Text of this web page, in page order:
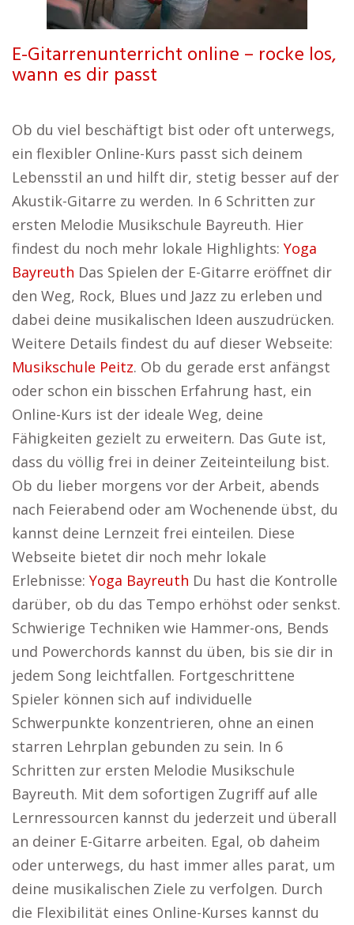
E-Gitarrenunterricht online – rocke los,
wann es dir passt
Ob du viel beschäftigt bist oder oft unterwegs,
ein flexibler Online-Kurs passt sich deinem
Lebensstil an und hilft dir, stetig besser auf der
Akustik-Gitarre zu werden. In 6 Schritten zur
ersten Melodie Musikschule Bayreuth. Hier
findest du noch mehr lokale Highlights: Yoga
Bayreuth Das Spielen der E-Gitarre eröffnet dir
den Weg, Rock, Blues und Jazz zu erleben und
dabei deine musikalischen Ideen auszudrücken.
Weitere Details findest du auf dieser Webseite:
Musikschule Peitz. Ob du gerade erst anfängst
oder schon ein bisschen Erfahrung hast, ein
Online-Kurs ist der ideale Weg, deine
Fähigkeiten gezielt zu erweitern. Das Gute ist,
dass du völlig frei in deiner Zeiteinteilung bist.
Ob du lieber morgens vor der Arbeit, abends
nach Feierabend oder am Wochenende übst, du
kannst deine Lernzeit frei einteilen. Diese
Webseite bietet dir noch mehr lokale
Erlebnisse: Yoga Bayreuth Du hast die Kontrolle
darüber, ob du das Tempo erhöhst oder senkst.
Schwierige Techniken wie Hammer-ons, Bends
und Powerchords kannst du üben, bis sie dir in
jedem Song leichtfallen. Fortgeschrittene
Spieler können sich auf individuelle
Schwerpunkte konzentrieren, ohne an einen
starren Lehrplan gebunden zu sein. In 6
Schritten zur ersten Melodie Musikschule
Bayreuth. Mit dem sofortigen Zugriff auf alle
Lernressourcen kannst du jederzeit und überall
an deiner E-Gitarre arbeiten. Egal, ob daheim
oder unterwegs, du hast immer alles parat, um
deine musikalischen Ziele zu verfolgen. Durch
die Flexibilität eines Online-Kurses kannst du